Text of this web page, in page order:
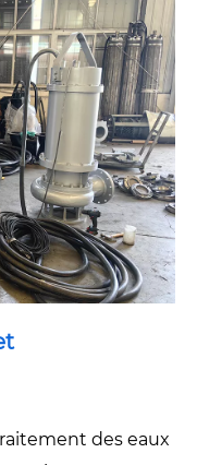
des eaux